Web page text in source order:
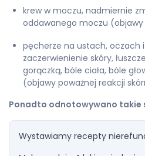
krew w moczu, nadmiernie
oddawanego moczu
pęcherze na ustach, oczach
zaczerwienienie skóry,
gorączką, bóle ciała, bóle
(objawy poważnej reakcji
Ponadto odnotowywano takie
Wystawiamy recepty